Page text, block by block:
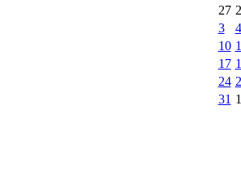
27
3
4
10
17
24
31 1